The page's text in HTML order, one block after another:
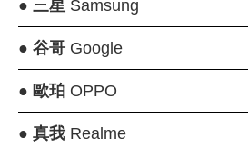
● 三星Samsung
● 谷哥Google
● 歐珀OPPO
● 真我Realme